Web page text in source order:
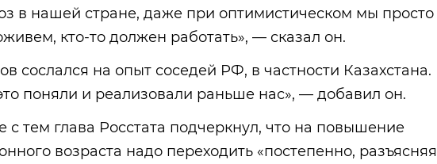
в нашей стране, даже при оптимистическом мы просто
кто-то должен работать», — сказал он.
сослался на опыт соседей РФ, в частности Казахстана.
поняли и реализовали раньше нас», — добавил он.
с тем глава Росстата подчеркнул, что на повышение
возраста надо переходить «постепенно, разъясняя